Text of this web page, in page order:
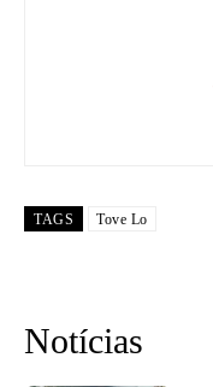
TAGS Tove Lo
Notícias